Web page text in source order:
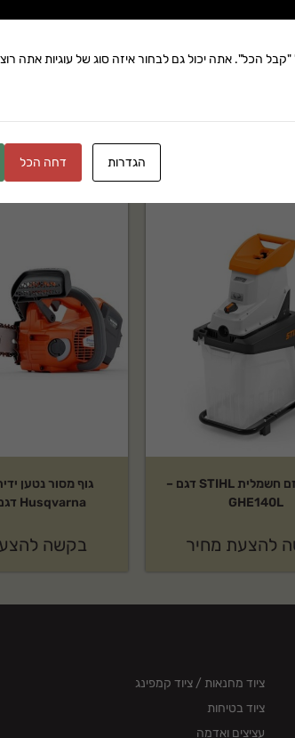
מרסקת גזם חשמלית STIHL דגם –
GHE140L
להצעת מחיר
גוף מסור נטען
Husqvarna דגם: T536LI
בקשה
ציוד מחנאות / ציוד קמפינג
ציוד בטיחות
עציצים ואדמה
הכל". אתה יכול גם לבחור איזה סוג של עוגיות אתה
הגדרות דחה הכל